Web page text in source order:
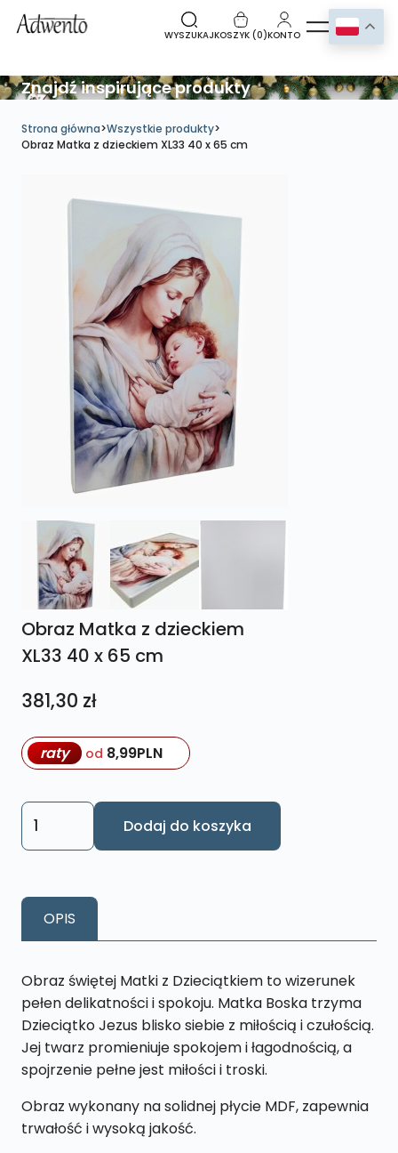
WYSZUKAJKOSZYK (0)KONTO
Znajdź inspirujące produkty
Strona główna>Wszystkie produkty>
Obraz Matka z dzieckiem XL33 40 x 65 cm
Obraz Matka z dzieckiem
XL33 40 x 65 cm
381,30 zł
raty od 8,99PLN
ilość
Obraz
dzieckiem
XL33
x
65
cm
Dodaj do koszyka
OPIS
Obraz świętej Matki z Dzieciątkiem to wizerunek
pełen delikatności i spokoju. Matka Boska trzyma
Dzieciątko Jezus blisko siebie z miłością i czułością.
Jej twarz promieniuje spokojem i łagodnością, a
spojrzenie pełne jest miłości i troski.
Obraz wykonany na solidnej płycie MDF, zapewnia
trwałość i wysoką jakość.